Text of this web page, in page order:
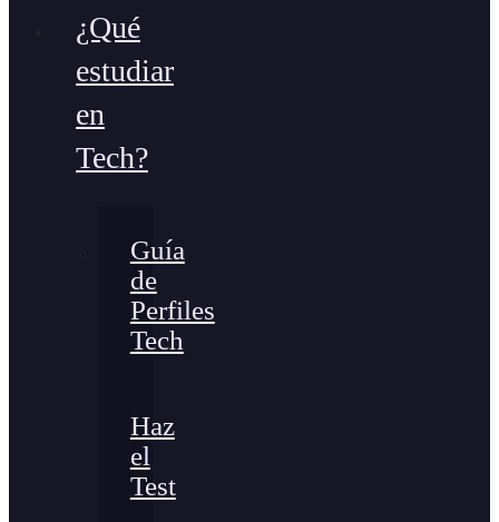
¿Qué
estudiar
en
Tech?
Guía
de
Perfiles
Tech
Haz
el
Test